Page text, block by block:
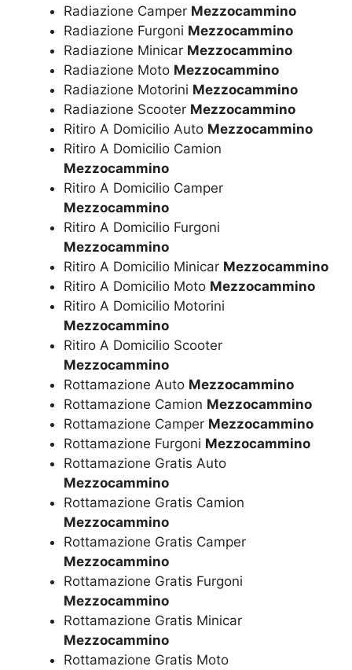
Radiazione Camper Mezzocammino
Radiazione Furgoni Mezzocammino
Radiazione Minicar Mezzocammino
Radiazione Moto Mezzocammino
Radiazione Motorini Mezzocammino
Radiazione Scooter Mezzocammino
Ritiro A Domicilio Auto Mezzocammino
Ritiro A Domicilio Camion
Mezzocammino
Ritiro A Domicilio Camper
Mezzocammino
Ritiro A Domicilio Furgoni
Mezzocammino
Ritiro A Domicilio Minicar Mezzocammino
Ritiro A Domicilio Moto Mezzocammino
Ritiro A Domicilio Motorini
Mezzocammino
Ritiro A Domicilio Scooter
Mezzocammino
Rottamazione Auto Mezzocammino
Rottamazione Camion Mezzocammino
Rottamazione Camper Mezzocammino
Rottamazione Furgoni Mezzocammino
Rottamazione Gratis Auto
Mezzocammino
Rottamazione Gratis Camion
Mezzocammino
Rottamazione Gratis Camper
Mezzocammino
Rottamazione Gratis Furgoni
Mezzocammino
Rottamazione Gratis Minicar
Mezzocammino
Rottamazione Gratis Moto